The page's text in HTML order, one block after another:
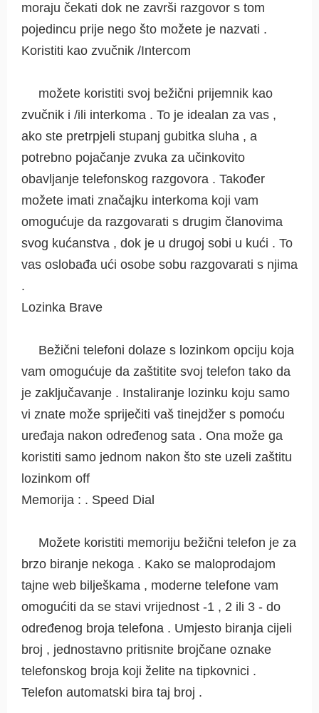
moraju čekati dok ne završi razgovor s tom
pojedincu prije nego što možete je nazvati .
Koristiti kao zvučnik /Intercom
možete koristiti svoj ​​bežični prijemnik kao
zvučnik i /ili interkoma . To je idealan za vas ,
ako ste pretrpjeli stupanj gubitka sluha , a
potrebno pojačanje zvuka za učinkovito
obavljanje telefonskog razgovora . Također
možete imati značajku interkoma koji vam
omogućuje da razgovarati s drugim članovima
svog kućanstva , dok je u drugoj sobi u kući . To
vas oslobađa ući osobe sobu razgovarati s njima
.
Lozinka Brave
Bežični telefoni dolaze s lozinkom opciju koja
vam omogućuje da zaštitite svoj telefon tako da
je zaključavanje . Instaliranje lozinku koju samo
vi znate može spriječiti vaš tinejdžer s pomoću
uređaja nakon određenog sata . Ona može ga
koristiti samo jednom nakon što ste uzeli zaštitu
lozinkom off
Memorija : . Speed ​​Dial
Možete koristiti memoriju bežični telefon je za
brzo biranje nekoga . Kako se maloprodajom
tajne web bilješkama , moderne telefone vam
omogućiti da se stavi vrijednost -1 , 2 ili 3 - do
određenog broja telefona . Umjesto biranja cijeli
broj , jednostavno pritisnite brojčane oznake
telefonskog broja koji želite na tipkovnici .
Telefon automatski bira taj broj .